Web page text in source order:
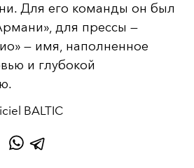
Для его команды он был
для прессы —
— имя, наполненное
и глубокой
BALTIC